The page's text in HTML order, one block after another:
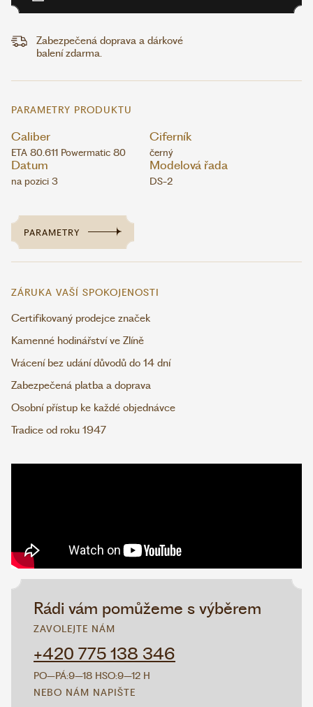
Rádi vám pomůžeme s výběrem
ZAVOLEJTE NÁM
+420 775 138 346
PO–PÁ:9–18 HSO:9–12 H
NEBO NÁM NAPIŠTE
Zabezpečená doprava a dárkové
balení zdarma.
PARAMETRY PRODUKTU
Caliber
ETA 80.611 Powermatic 80
Ciferník
černý
Datum
na pozici 3
Modelová řada
DS-2
PARAMETRY
ZÁRUKA VAŠÍ SPOKOJENOSTI
Certifikovaný prodejce značek
Kamenné hodinářství ve Zlíně
Vrácení bez udání důvodů do 14 dní
Zabezpečená platba a doprava
Osobní přístup ke každé objednávce
Tradice od roku 1947